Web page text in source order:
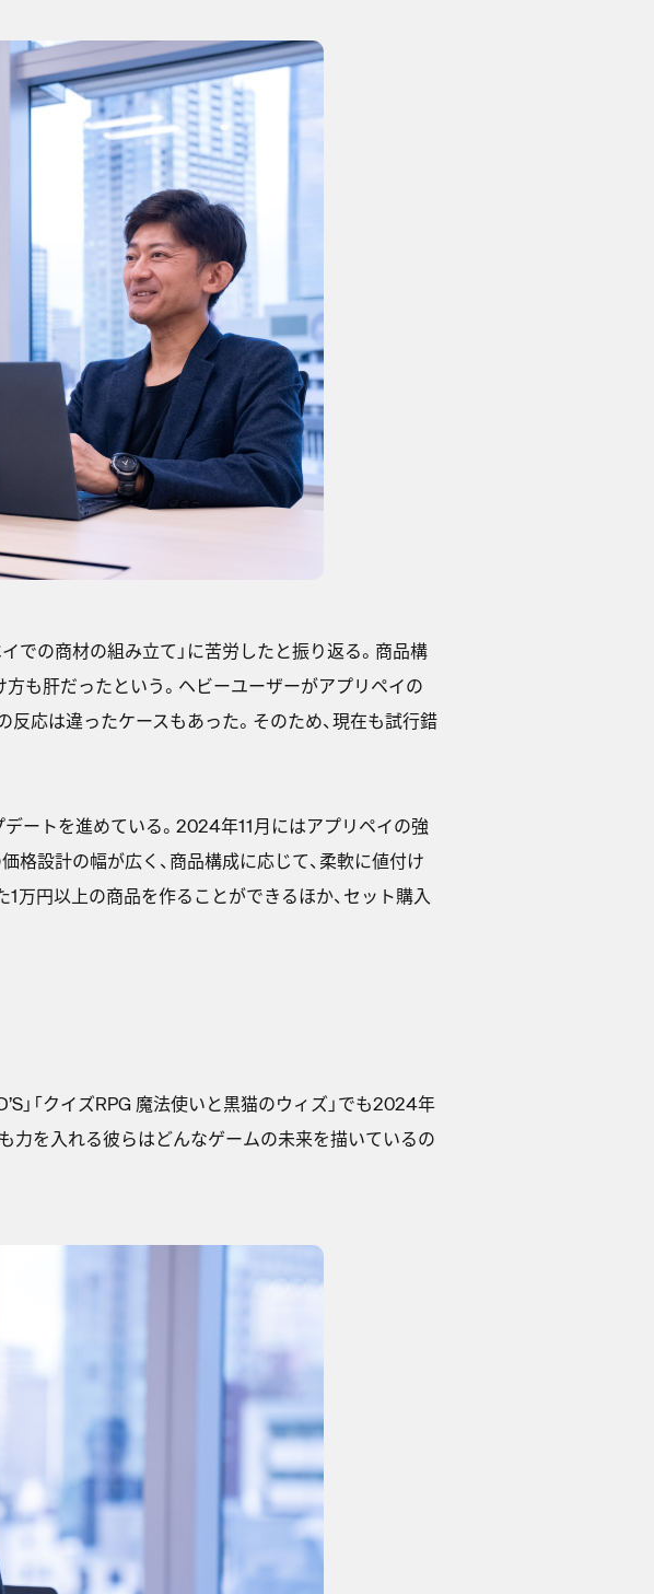
イでの商材の組み立て」に苦労したと振り返る。商品構
方も肝だったという。ヘビーユーザーがアプリペイの
応は違ったケースもあった。そのため、現在も試行錯
デートを進めている。2024年11月にはアプリペイの強
格設計の幅が広く、商品構成に応じて、柔軟に値付け
1万円以上の商品を作ることができるほか、セット購入
」「クイズRPG 魔法使いと黒猫のウィズ」でも2024年
力を入れる彼らはどんなゲームの未来を描いているの